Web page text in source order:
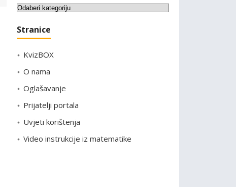
K
t
g
o
i
j
Stranice
KvizBOX
O nama
Oglašavanje
Prijatelji portala
Uvjeti korištenja
Video instrukcije iz matematike